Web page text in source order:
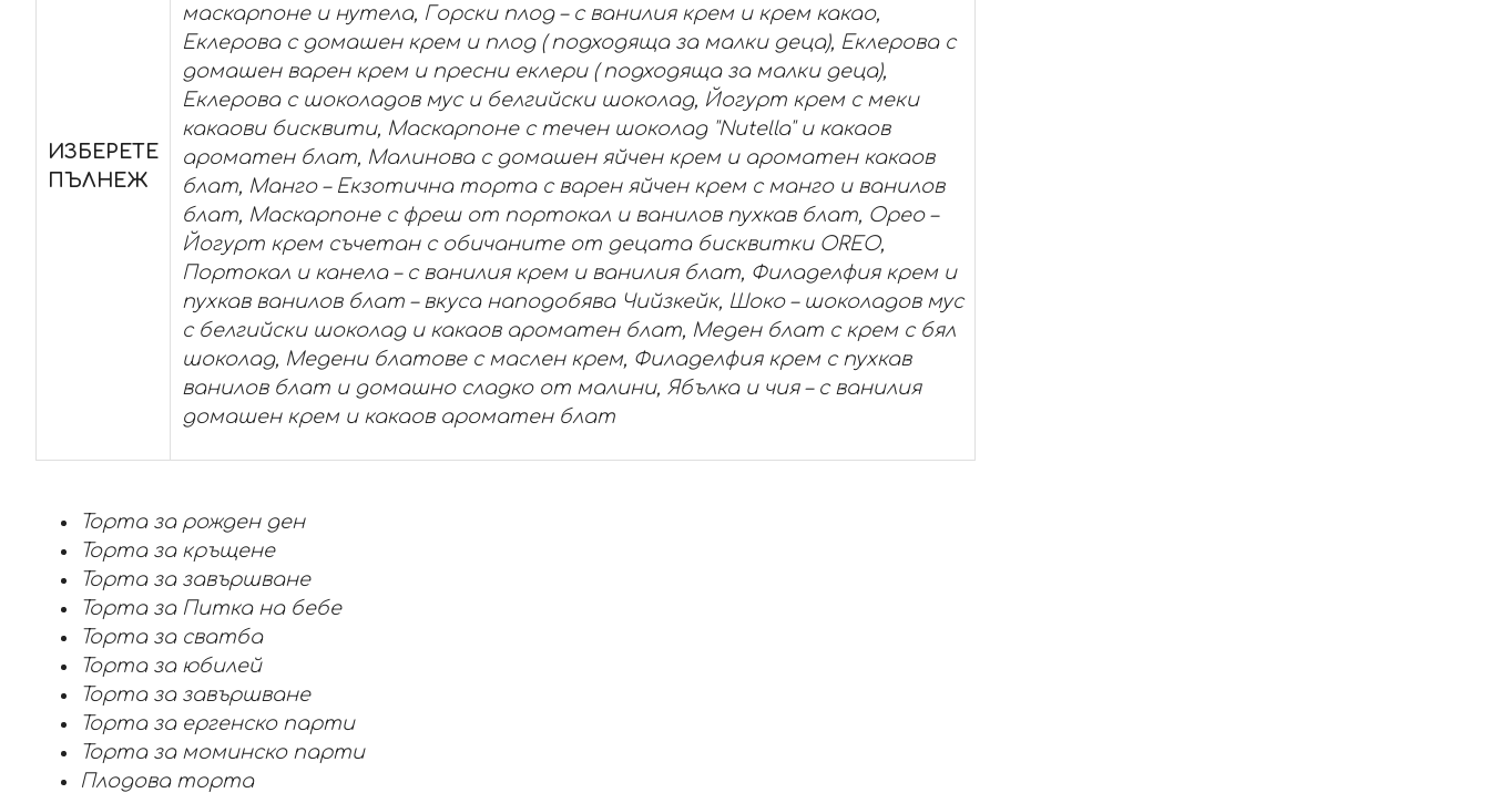
ИЗБЕРЕТЕ
ПЪЛНЕЖ
маскарпоне и нутела, Горски плод – с ванилия крем и крем какао,
Еклерова с домашен крем и плод ( подходяща за малки деца), Еклерова с
домашен варен крем и пресни еклери ( подходяща за малки деца),
Еклерова с шоколадов мус и белгийски шоколад, Йогурт крем с меки
какаови бисквити, Маскарпоне с течен шоколад "Nutella" и какаов
ароматен блат, Малинова с домашен яйчен крем и ароматен какаов
блат, Манго – Екзотична торта с варен яйчен крем с манго и ванилов
блат, Маскарпоне с фреш от портокал и ванилов пухкав блат, Орео –
Йогурт крем съчетан с обичаните от децата бисквитки OREO,
Портокал и канела – с ванилия крем и ванилия блат, Филаделфия крем и
пухкав ванилов блат – вкуса наподобява Чийзкейк, Шоко – шоколадов мус
с белгийски шоколад и какаов ароматен блат, Меден блат с крем с бял
шоколад, Медени блатове с маслен крем, Филаделфия крем с пухкав
ванилов блат и домашно сладко от малини, Ябълка и чия – с ванилия
домашен крем и какаов ароматен блат
Торта за рожден ден
Торта за кръщене
Торта за завършване
Торта за Питка на бебе
Торта за сватба
Торта за юбилей
Торта за завършване
Торта за ергенско парти
Торта за моминско парти
Плодова торта